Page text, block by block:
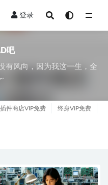
登录
吧
有风向，因为我这一生，全
插件商店VIP免费 终身VIP免费